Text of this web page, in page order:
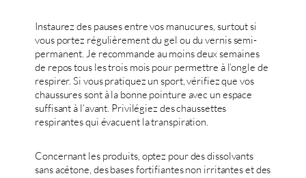
Instaurez des pauses entre vos manucures, surtout si
vous portez régulièrement du gel ou du vernis semi-
permanent. Je recommande au moins deux semaines
de repos tous les trois mois pour permettre à l’ongle de
respirer. Si vous pratiquez un sport, vérifiez que vos
chaussures sont à la bonne pointure avec un espace
suffisant à l’avant. Privilégiez des chaussettes
respirantes qui évacuent la transpiration.
Concernant les produits, optez pour des dissolvants
sans acétone, des bases fortifiantes non irritantes et des